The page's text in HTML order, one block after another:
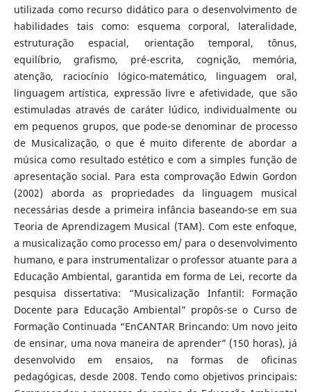
utilizada como recurso didático para o desenvolvimento de
habilidades tais como: esquema corporal, lateralidade,
estruturação espacial, orientação temporal, tônus,
equilíbrio, grafismo, pré-escrita, cognição, memória,
atenção, raciocínio lógico-matemático, linguagem oral,
linguagem artística, expressão livre e afetividade, que são
estimuladas através de caráter lúdico, individualmente ou
em pequenos grupos, que pode-se denominar de processo
de Musicalização, o que é muito diferente de abordar a
música como resultado estético e com a simples função de
apresentação social. Para esta comprovação Edwin Gordon
(2002) aborda as propriedades da linguagem musical
necessárias desde a primeira infância baseando-se em sua
Teoria de Aprendizagem Musical (TAM). Com este enfoque,
a musicalização como processo em/ para o desenvolvimento
humano, e para instrumentalizar o professor atuante para a
Educação Ambiental, garantida em forma de Lei, recorte da
pesquisa dissertativa: “Musicalização Infantil: Formação
Docente para Educação Ambiental” propôs-se o Curso de
Formação Continuada “EnCANTAR Brincando: Um novo jeito
de ensinar, uma nova maneira de aprender” (150 horas), já
desenvolvido em ensaios, na formas de oficinas
pedagógicas, desde 2008. Tendo como objetivos principais: